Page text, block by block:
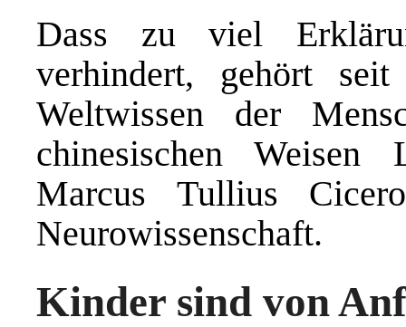
Dass zu viel
verhindert, gehört
Weltwissen der
chinesischen
Marcus Tullius
Neurowissenschaft.
Kinder sind von